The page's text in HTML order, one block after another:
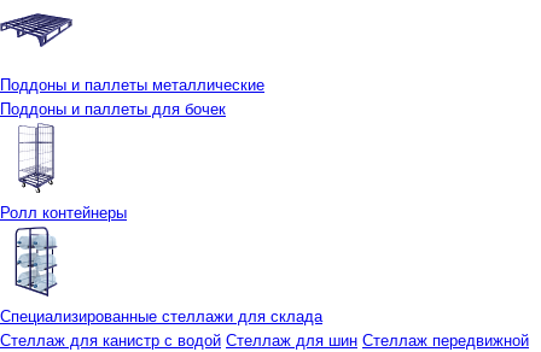
Поддоны и паллеты металлические
Поддоны и паллеты для бочек
Ролл контейнеры
Специализированные стеллажи для склада
Стеллаж для канистр с водой Стеллаж для шин Стеллаж передвижной